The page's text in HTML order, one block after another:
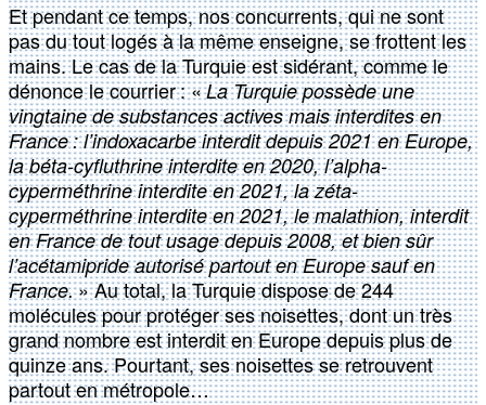
Et pendant ce temps, nos concurrents, qui ne sont
pas du tout logés à la même enseigne, se frottent les
mains. Le cas de la Turquie est sidérant, comme le
dénonce le courrier : «La Turquie possède une
vingtaine de substances actives mais interdites en
France : l’indoxacarbe interdit depuis 2021 en Europe,
la béta-cyfluthrine interdite en 2020, l’alpha-
cyperméthrine interdite en 2021, la zéta-
cyperméthrine interdite en 2021, le malathion, interdit
en France de tout usage depuis 2008, et bien sûr
l’acétamipride autorisé partout en Europe sauf en
France.» Au total, la Turquie dispose de 244
molécules pour protéger ses noisettes, dont un très
grand nombre est interdit en Europe depuis plus de
quinze ans. Pourtant, ses noisettes se retrouvent
partout en métropole…